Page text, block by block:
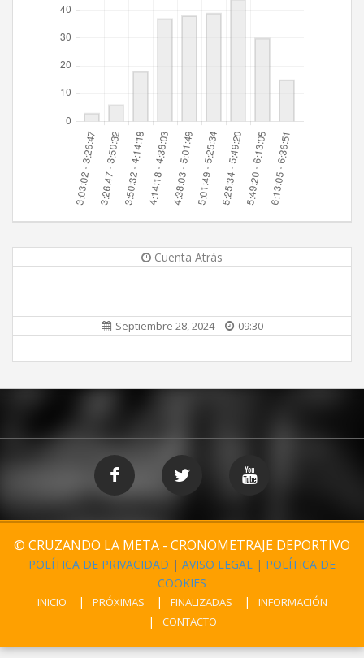
Cuenta Atrás
Septiembre 28, 2024 09:30
© CRUZANDO LA META - CRONOMETRAJE DEPORTIVO
POLÍTICA DE PRIVACIDAD | AVISO LEGAL | POLÍTICA DE
COOKIES
INICIO PRÓXIMAS FINALIZADAS
INFORMACIÓN
CONTACTO